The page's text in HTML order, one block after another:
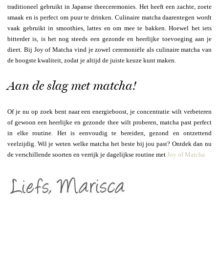
traditioneel gebruikt in Japanse theeceremonies. Het heeft een zachte, zoete
smaak en is perfect om puur te drinken. Culinaire matcha daarentegen wordt
vaak gebruikt in smoothies, lattes en om mee te bakken. Hoewel het iets
bitterder is, is het nog steeds een gezonde en heerlijke toevoeging aan je
dieet. Bij Joy of Matcha vind je zowel ceremoniële als culinaire matcha van
de hoogste kwaliteit, zodat je altijd de juiste keuze kunt maken.
Aan de slag met matcha!
Of je nu op zoek bent naar een energieboost, je concentratie wilt verbeteren
of gewoon een heerlijke en gezonde thee wilt proberen, matcha past perfect
in elke routine. Het is eenvoudig te bereiden, gezond en ontzettend
veelzijdig. Wil je weten welke matcha het beste bij jou past? Ontdek dan nu
de verschillende soorten en verrijk je dagelijkse routine met Joy of Matcha.